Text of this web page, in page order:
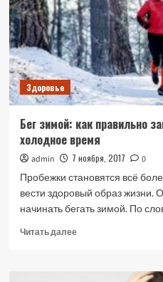
эксперт
Здоровье
Бег зимой: как правильно
холодное время
admin 7 ноября, 2017
0
Пробежки становятся всё
вести здоровый образ жизни.
начинать бегать зимой. По
Читать далееПрочитать